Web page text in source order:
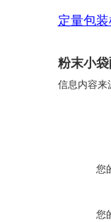
定量包
粉末小
信息内容来
您
您